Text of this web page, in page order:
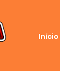
Início